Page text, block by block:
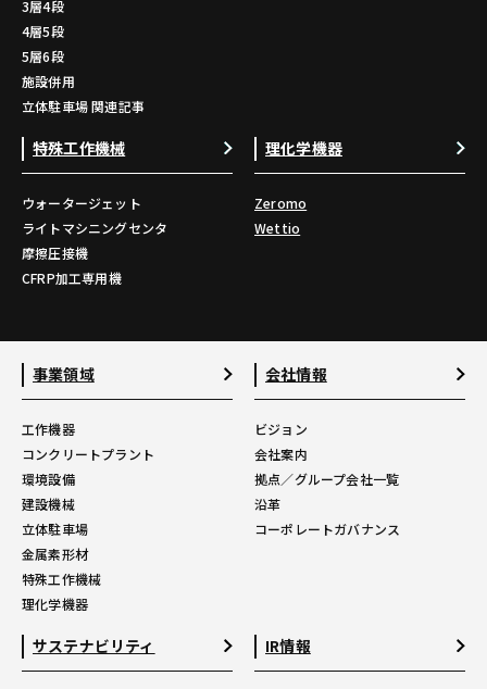
3層4段
4層5段
5層6段
施設併用
立体駐車場 関連記事
特殊工作機械
ウォータージェット
ライトマシニングセンタ
摩擦圧接機
CFRP加工専用機
理化学機器
Zeromo
Wettio
事業領域
工作機器
コンクリートプラント
環境設備
建設機械
立体駐車場
金属素形材
特殊工作機械
理化学機器
会社情報
ビジョン
会社案内
拠点／グループ会社一覧
沿革
コーポレートガバナンス
サステナビリティ IR情報